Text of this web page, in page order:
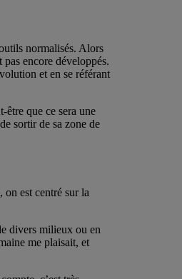
normalisés. Alors
encore développés.
et en se référant
être que ce sera une
sortir de sa zone de
on est centré sur la
divers milieux ou en
me plaisait, et